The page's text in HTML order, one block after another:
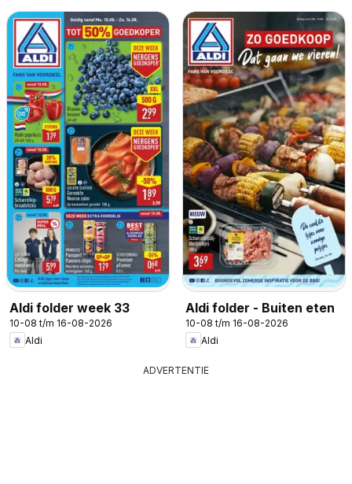
Aldi folder week 33
10-08 t/m 16-08-2026
Aldi
Aldi folder - Buiten eten
10-08 t/m 16-08-2026
Aldi
ADVERTENTIE